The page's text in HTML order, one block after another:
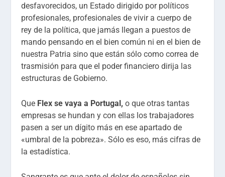
desfavorecidos, un Estado dirigido por políticos
profesionales, profesionales de vivir a cuerpo de
rey de la política, que jamás llegan a puestos de
mando pensando en el bien común ni en el bien de
nuestra Patria sino que están sólo como correa de
trasmisión para que el poder financiero dirija las
estructuras de Gobierno.
Que Flex se vaya a Portugal, o que otras tantas
empresas se hundan y con ellas los trabajadores
pasen a ser un dígito más en ese apartado de
«umbral de la pobreza». Sólo es eso, más cifras de
la estadística.